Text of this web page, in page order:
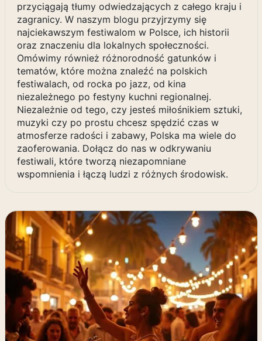
przyciągają tłumy odwiedzających z całego kraju i
zagranicy. W naszym blogu przyjrzymy się
najciekawszym festiwalom w Polsce, ich historii
oraz znaczeniu dla lokalnych społeczności.
Omówimy również różnorodność gatunków i
tematów, które można znaleźć na polskich
festiwalach, od rocka po jazz, od kina
niezależnego po festyny kuchni regionalnej.
Niezależnie od tego, czy jesteś miłośnikiem sztuki,
muzyki czy po prostu chcesz spędzić czas w
atmosferze radości i zabawy, Polska ma wiele do
zaoferowania. Dołącz do nas w odkrywaniu
festiwali, które tworzą niezapomniane
wspomnienia i łączą ludzi z różnych środowisk.